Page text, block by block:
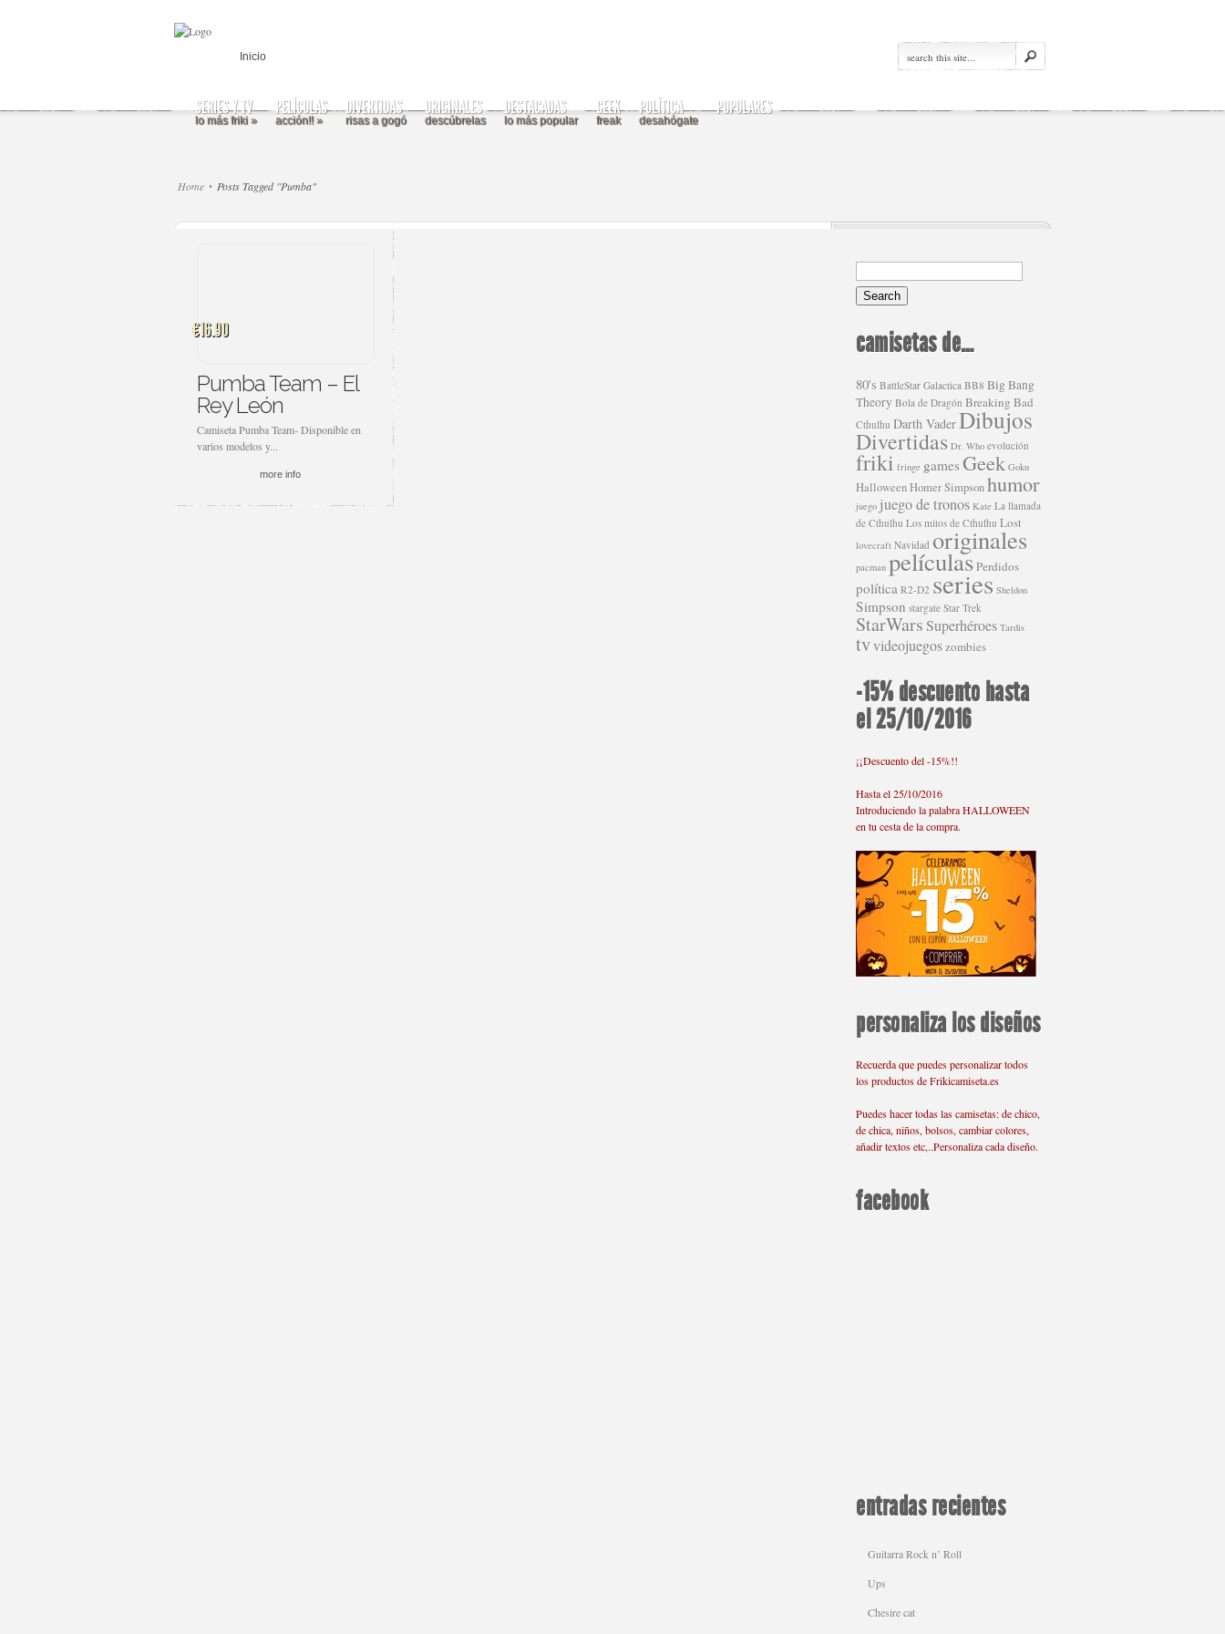
Inicio
SERIES Y TV
lo más friki »
PELÍCULAS
acción!!»
DIVERTIDAS
risas a gogó
ORIGINALES
descúbrelas
DESTACADAS
lo más popular
GEEK
freak
POLÍTICA
desahógate
POPULARES
Home Posts Tagged "Pumba"
€16.90
Pumba Team – El
Rey León
Camiseta Pumba Team- Disponible en
varios modelos y...
more info
camisetas de…
80's BattleStar Galactica BB8 Big Bang
Theory Bola de Dragón Breaking Bad
Cthulhu Darth VaderDibujos
Divertidas Dr. Who evolución
friki fringe gamesGeek Goku
HalloweenHomer Simpsonhumor
juego juego de tronos Kate La llamada
de Cthulhu Los mitos de Cthulhu Lost
lovecraft Navidad originales
pacman películasPerdidos
política R2-D2 series Sheldon
Simpson stargate Star Trek
StarWarsSuperhéroes Tardis
tvvideojuegoszombies
-15% descuento hasta
el 25/10/2016
¡¡Descuento del -15%!!
Hasta el 25/10/2016
Introduciendo la palabra HALLOWEEN
en tu cesta de la compra.
personaliza los diseños
Recuerda que puedes personalizar todos
los productos de Frikicamiseta.es
Puedes hacer todas las camisetas: de chico,
de chica, niños, bolsos, cambiar colores,
añadir textos etc,..Personaliza cada diseño.
facebook
entradas recientes
Guitarra Rock n’ Roll
Ups
Chesire cat